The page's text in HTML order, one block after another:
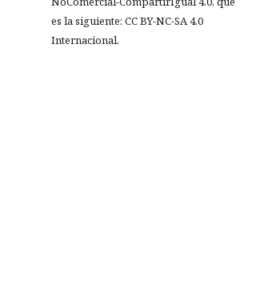
es la siguiente: CC BY-NC-SA 4.0
Internacional.